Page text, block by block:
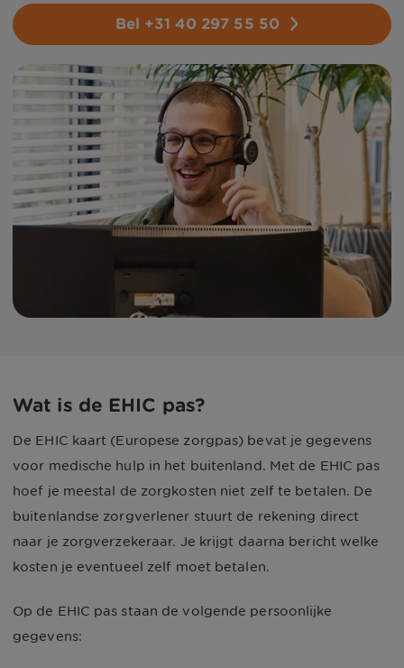
Bel +31 40 297 55 50
Wat is de EHIC pas?
De EHIC kaart (Europese zorgpas) bevat je gegevens
voor medische hulp in het buitenland. Met de EHIC pas
hoef je meestal de zorgkosten niet zelf te betalen. De
buitenlandse zorgverlener stuurt de rekening direct
naar je zorgverzekeraar. Je krijgt daarna bericht welke
kosten je eventueel zelf moet betalen.
Op de EHIC pas staan de volgende persoonlijke
gegevens: